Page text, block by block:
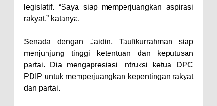
Kelautan dan Perikanan
Raperda Pertanggungjawaban
Pelaksanaan APBD Kota Bima
Pimpin Upacara HUT
legislatif. “Saya siap memperjuangkan aspirasi
rakyat,” katanya.
Senada dengan Jaidin, Taufikurrahman siap
menjunjung tinggi ketentuan dan keputusan
partai. Dia mengapresiasi intruksi ketua DPC
PDIP untuk memperjuangkan kepentingan rakyat
dan partai.